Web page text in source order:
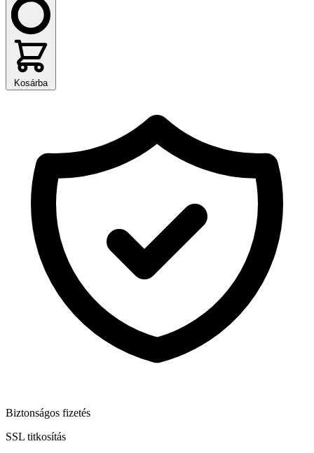
Kosárba
Biztonságos fizetés
SSL titkosítás